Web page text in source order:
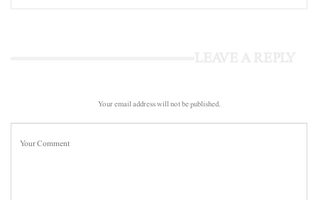
Your email address will not be published.